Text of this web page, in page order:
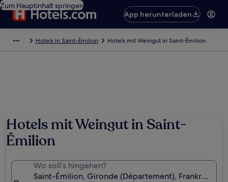
Zum Hauptinhalt springen
App herunterladen
Hotels in Saint-Émilion Hotels mit Weingut in Saint-Émilion
Hotels mit Weingut in Saint-
Émilion
Wo soll’s hingehen?
Saint-Émilion, Gironde (Département), Frankreich